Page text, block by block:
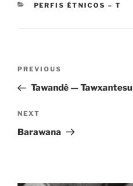
CATEGORIES
PERFIS ÉTNICOS – T
Previous
Post
PREVIOUS
Tawandê — Tawxantesu
Next
Post
NEXT
Barawana